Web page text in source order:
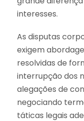
interesses.
As disputas
exigem
resolvidas de
interrupção dos
alegações de
negociando
táticas legais